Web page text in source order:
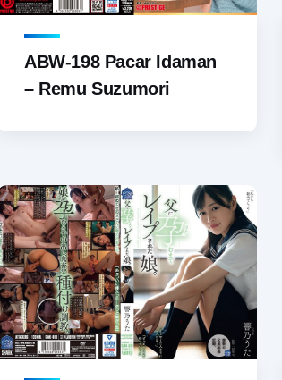
ABW-198 Pacar Idaman
– Remu Suzumori